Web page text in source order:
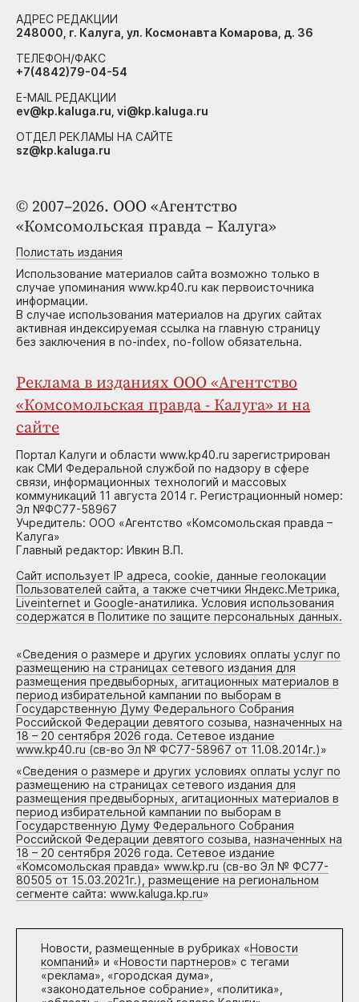
© 2007–2026. ООО «Агентство
«Комсомольская правда – Калуга»
Полистать издания
Использование материалов сайта возможно только в
случае упоминания www.kp40.ru как первоисточника
информации.
В случае использования материалов на других сайтах
активная индексируемая ссылка на главную страницу
без заключения в no-index, no-follow обязательна.
Реклама в изданиях ООО «Агентство
«Комсомольская правда - Калуга» и на
сайте
Портал Калуги и области www.kp40.ru зарегистрирован
как СМИ Федеральной службой по надзору в сфере
связи, информационных технологий и массовых
коммуникаций 11 августа 2014 г. Регистрационный номер:
Эл №ФС77-58967
Учредитель: ООО «Агентство «Комсомольская правда –
Калуга»
Главный редактор: Ивкин В.П.
Сайт использует IP адреса, cookie, данные геолокации
Пользователей сайта, а также счетчики Яндекс.Метрика,
Liveinternet и Google-анатилика. Условия использования
содержатся в Политике по защите персональных данных.
«Сведения о размере и других условиях оплаты услуг по
размещению на страницах сетевого издания для
размещения предвыборных, агитационных материалов в
период избирательной кампании по выборам в
Государственную Думу Федерального Собрания
Российской Федерации девятого созыва, назначенных на
18 – 20 сентября 2026 года. Сетевое издание
www.kp40.ru (св-во Эл № ФС77-58967 от 11.08.2014г.)»
«Сведения о размере и других условиях оплаты услуг по
размещению на страницах сетевого издания для
размещения предвыборных, агитационных материалов в
период избирательной кампании по выборам в
Государственную Думу Федерального Собрания
Российской Федерации девятого созыва, назначенных на
18 – 20 сентября 2026 года. Сетевое издание
«Комсомольская правда» www.kp.ru (св-во Эл № ФС77-
80505 от 15.03.2021г.), размещение на региональном
сегменте сайта: www.kaluga.kp.ru»
Новости, размещенные в рубриках «Новости
компаний» и «Новости партнеров» с тегами
«реклама», «городская дума»,
«законодательное собрание», «политика»,
АДРЕС РЕДАКЦИИ
248000, г. Калуга, ул. Космонавта Комарова, д. 36
ТЕЛЕФОН/ФАКС
+7(4842)79-04-54
E-MAIL РЕДАКЦИИ
ev@kp.kaluga.ru, vi@kp.kaluga.ru
ОТДЕЛ РЕКЛАМЫ НА САЙТЕ
sz@kp.kaluga.ru